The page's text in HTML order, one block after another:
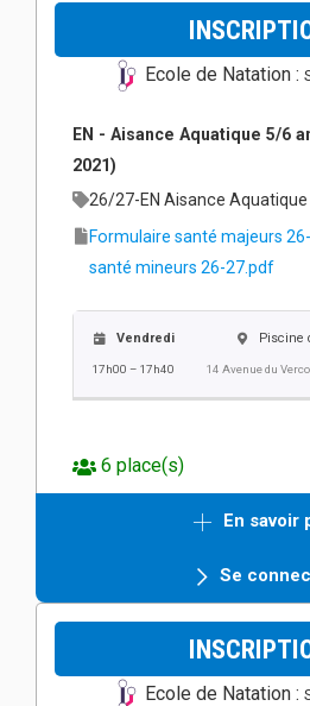
Ecole de Natation :
EN - Aisance Aquatique 5/6
2021)
26/27-EN Aisance Aquatique
Formulaire santé majeurs
santé mineurs 26-27.pdf
Vendredi
17h00 – 17h40
Piscine
14 Avenue du
6 place(s)
En savoir
Se
Ecole de Natation :